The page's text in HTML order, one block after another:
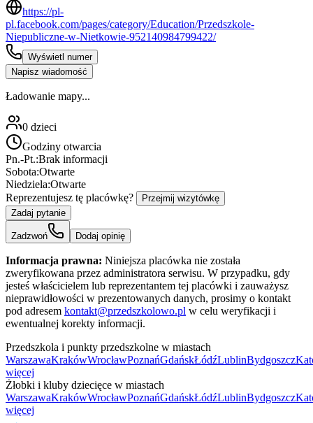
https://pl-
pl.facebook.com/pages/category/Education/Przedszkole-
Niepubliczne-w-Nietkowie-952140984799422/
Wyświetl numer
Napisz wiadomość
Ładowanie mapy...
0 dzieci
Godziny otwarcia
Pn.-Pt.:Brak informacji
Sobota:Otwarte
Niedziela:Otwarte
Reprezentujesz tę placówkę?
Przejmij wizytówkę
Zadaj pytanie
Zadzwoń Dodaj opinię
Informacja prawna: Niniejsza placówka nie została
zweryfikowana przez administratora serwisu. W przypadku, gdy
jesteś właścicielem lub reprezentantem tej placówki i zauważysz
nieprawidłowości w prezentowanych danych, prosimy o kontakt
pod adresem kontakt@przedszkolowo.pl w celu weryfikacji i
ewentualnej korekty informacji.
Przedszkola i punkty przedszkolne w miastach
WarszawaKrakówWrocławPoznańGdańskŁódźLublinBydgoszcz
więcej
Żłobki i kluby dziecięce w miastach
WarszawaKrakówWrocławPoznańGdańskŁódźLublinBydgoszcz
więcej